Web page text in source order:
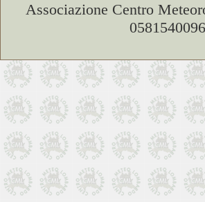
Associazione Centro